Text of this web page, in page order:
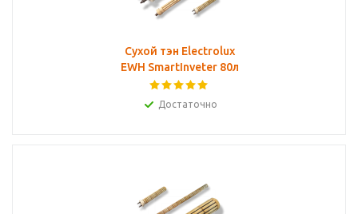
Сухой тэн Electrolux
EWH SmartInveter 80л
Достаточно